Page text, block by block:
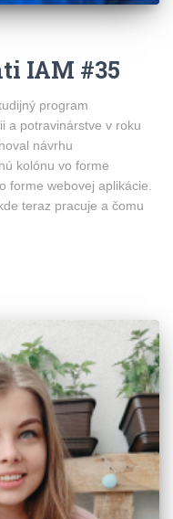
IAM #35
program
a potravinárstve v roku
návrhu
kolónu vo forme
forme webovej aplikácie.
teraz pracuje a čomu